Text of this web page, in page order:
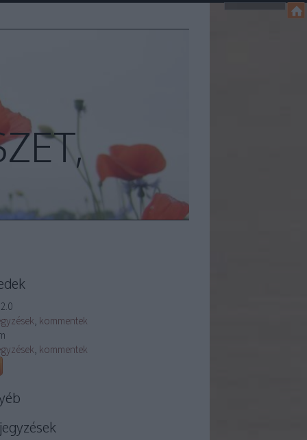
, kommentek
, kommentek